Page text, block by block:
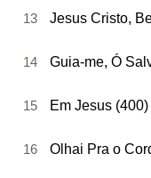
13 Jesus Cristo,
14 Guia-me, Ó
15 Em Jesus (400)
16 Olhai Pra o